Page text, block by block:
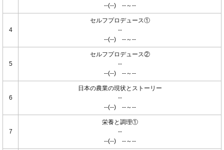
--(--) --～--
4
セルフプロデュース①
--
--(--) --～--
5
セルフプロデュース②
--
--(--) --～--
6
日本の農業の現状とストーリー
--
--(--) --～--
7
栄養と調理①
--
--(--) --～--